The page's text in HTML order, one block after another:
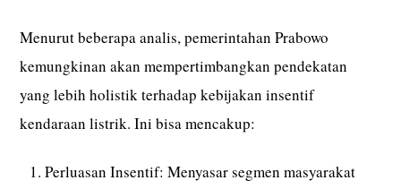
Menurut beberapa analis, pemerintahan Prabowo
kemungkinan akan mempertimbangkan pendekatan
yang lebih holistik terhadap kebijakan insentif
kendaraan listrik. Ini bisa mencakup:
Perluasan Insentif: Menyasar segmen masyarakat